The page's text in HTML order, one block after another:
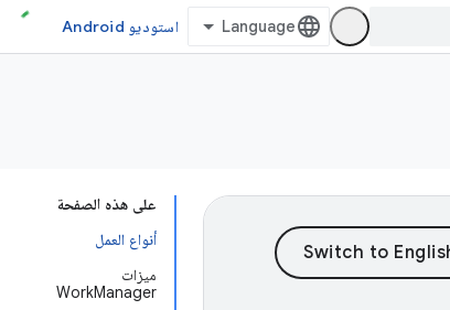
استوديو Android
على هذه الصفحة
أنواع العمل
ميزات
WorkManager